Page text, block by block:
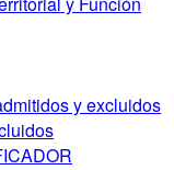
y excluidos